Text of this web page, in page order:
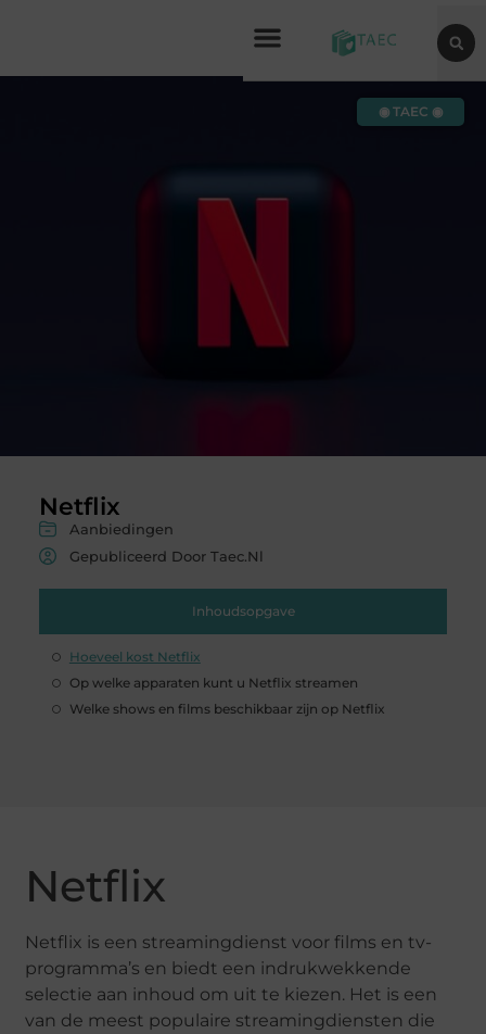
Netflix
Aanbiedingen
Gepubliceerd Door Taec.nl
Inhoudsopgave
Hoeveel kost Netflix
Op welke apparaten kunt u Netflix streamen
Welke shows en films beschikbaar zijn op Netflix
◉ TAEC ◉
Netflix
Netflix is ​​een streamingdienst voor films en tv-
programma’s en biedt een indrukwekkende
selectie aan inhoud om uit te kiezen. Het is een
van de meest populaire streamingdiensten die